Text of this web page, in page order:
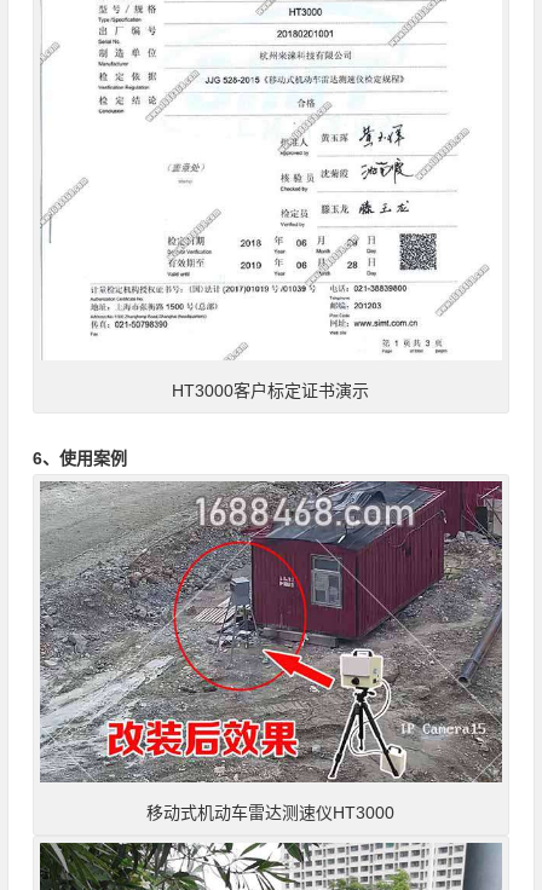
HT3000客户标定证书演示
6、使用案例
移动式机动车雷达测速仪HT3000